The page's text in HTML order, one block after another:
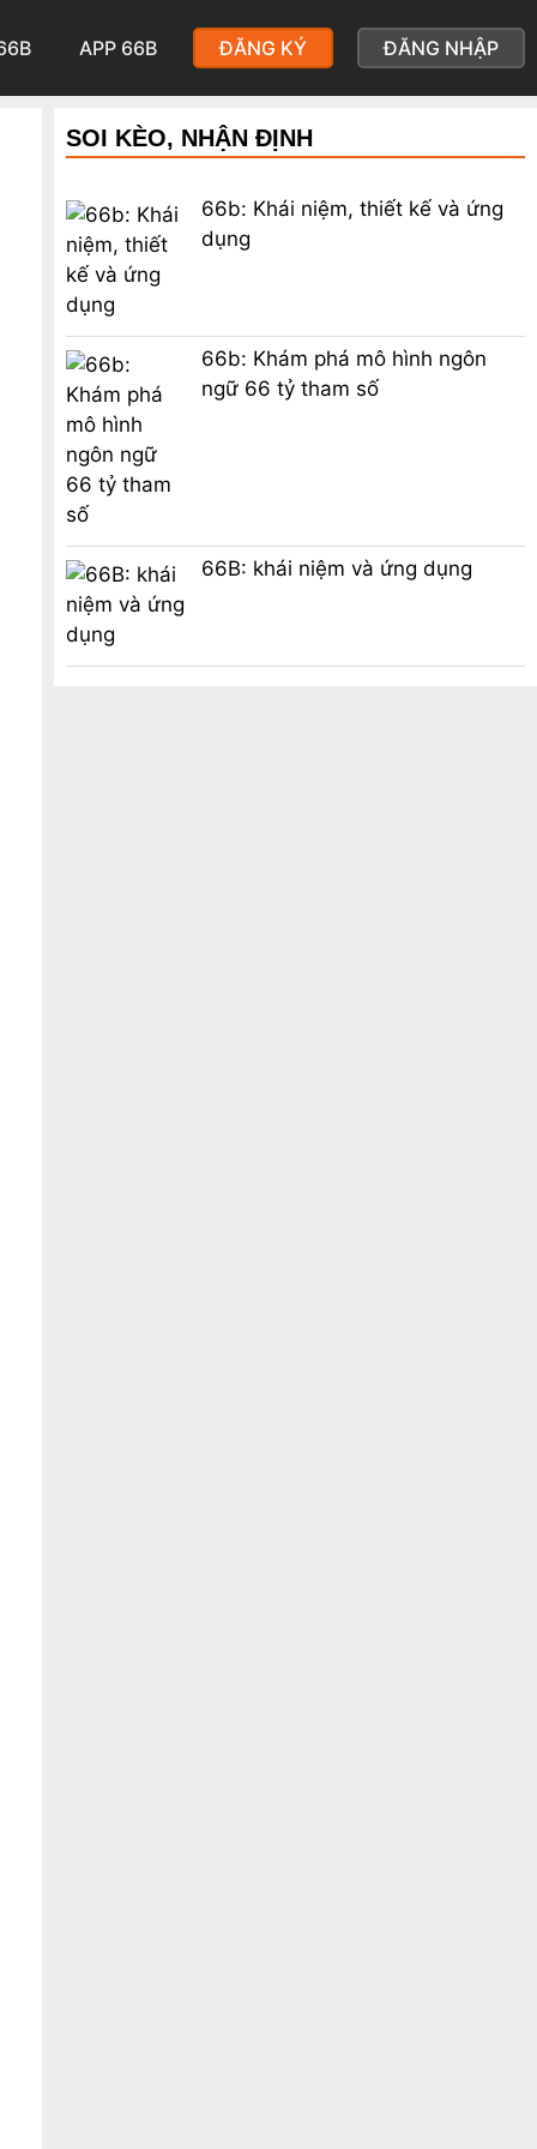
APP 66B ĐĂNG KÝ ĐĂNG NHẬP
SOI KÈO, NHẬN ĐỊNH
66b: Khái niệm, thiết kế và ứng
dụng
66b: Khám phá mô hình ngôn
ngữ 66 tỷ tham số
66B: khái niệm và ứng dụng